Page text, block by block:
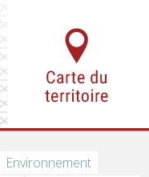
Environnement